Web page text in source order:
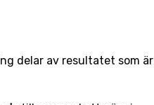
delar av resultatet som är